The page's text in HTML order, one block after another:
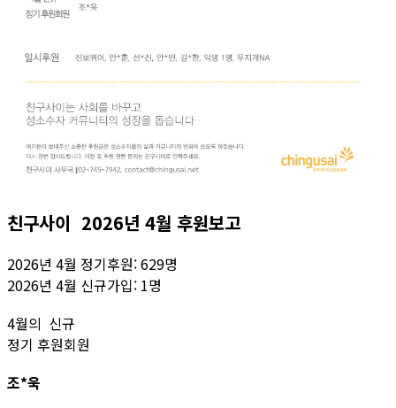
친구사이 2026년 4월 후원보고
2026년 4월 정기후원: 629명
2026년 4월 신규가입: 1명
4월의 신규
정기 후원회원
조*욱